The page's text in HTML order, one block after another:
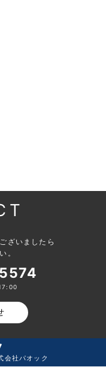
ざいましたら
。
社パオック